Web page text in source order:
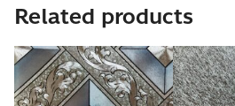
Related products